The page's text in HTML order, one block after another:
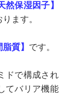
然保湿因子】
ます。
脂質】 です。
ドで構成され
てバリア機能